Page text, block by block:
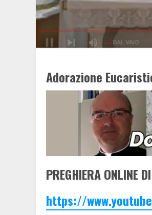
Adorazione
PREGHIERA ONLINE
https://